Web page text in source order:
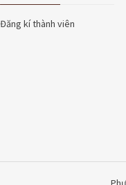
Đăng kí thành viên